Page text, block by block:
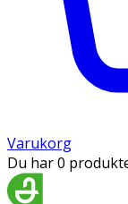
Varukorg
Du har 0